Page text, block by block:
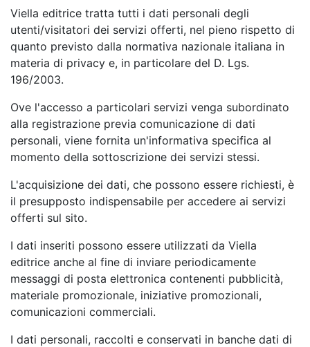
Viella editrice tratta tutti i dati personali degli
utenti/visitatori dei servizi offerti, nel pieno rispetto di
quanto previsto dalla normativa nazionale italiana in
materia di privacy e, in particolare del D. Lgs.
196/2003.
Ove l'accesso a particolari servizi venga subordinato
alla registrazione previa comunicazione di dati
personali, viene fornita un'informativa specifica al
momento della sottoscrizione dei servizi stessi.
L'acquisizione dei dati, che possono essere richiesti, è
il presupposto indispensabile per accedere ai servizi
offerti sul sito.
I dati inseriti possono essere utilizzati da Viella
editrice anche al fine di inviare periodicamente
messaggi di posta elettronica contenenti pubblicità,
materiale promozionale, iniziative promozionali,
comunicazioni commerciali.
I dati personali, raccolti e conservati in banche dati di